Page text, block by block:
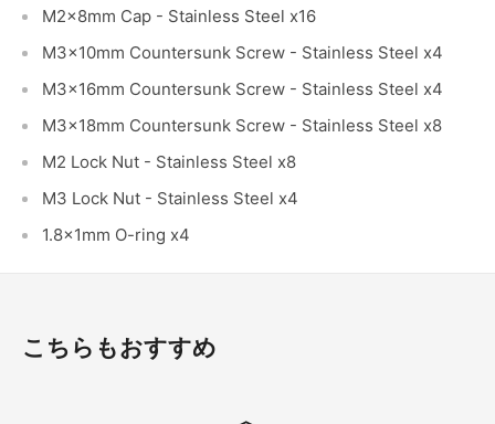
M2x8mm Cap - Stainless Steel x16
M3x10mm Countersunk Screw - Stainless Steel x4
M3x16mm Countersunk Screw - Stainless Steel x4
M3x18mm Countersunk Screw - Stainless Steel x8
M2 Lock Nut - Stainless Steel x8
M3 Lock Nut - Stainless Steel x4
1.8x1mm O-ring x4
こちらもおすすめ